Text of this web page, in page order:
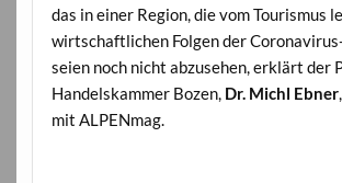
das in einer Region, die vom Tourismus
wirtschaftlichen Folgen der
seien noch nicht abzusehen, erklärt der
Handelskammer Bozen, Dr. Michl Ebner
mit ALPENmag.